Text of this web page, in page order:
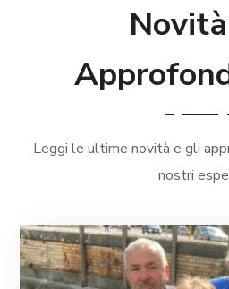
Leggi le ultime novità e gli
nostri